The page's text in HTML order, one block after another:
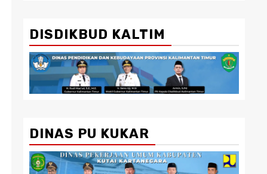
DISDIKBUD KALTIM
DINAS PU KUKAR